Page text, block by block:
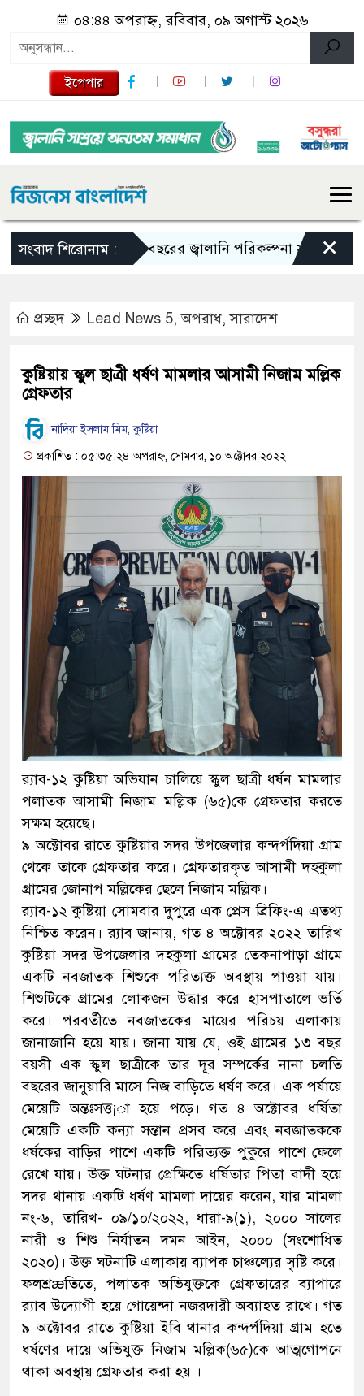
০৪:৪৪ অপরাহ্ন, রবিবার, ০৯ অগাস্ট ২০২৬
ইপেপার
সংবাদ শিরোনাম :১০ বছরের জ্বালানি পরিকল্পনা সংসদে তুলে ধরবে
×
প্রচ্ছদ Lead News 5,অপরাধ,সারাদেশ
কুষ্টিয়ায় স্কুল ছাত্রী ধর্ষণ মামলার আসামী নিজাম মল্লিক
গ্রেফতার
নাদিয়া ইসলাম মিম, কুষ্টিয়া
প্রকাশিত : ০৫:৩৫:২৪ অপরাহ্ন, সোমবার, ১০ অক্টোবর ২০২২
র‌্যাব-১২ কুষ্টিয়া অভিযান চালিয়ে স্কুল ছাত্রী ধর্ষন মামলার
পলাতক আসামী নিজাম মল্লিক (৬৫)কে গ্রেফতার করতে
সক্ষম হয়েছে।
৯ অক্টোবর রাতে কুষ্টিয়ার সদর উপজেলার কন্দর্পদিয়া গ্রাম
থেকে তাকে গ্রেফতার করে। গ্রেফতারকৃত আসামী দহকুলা
গ্রামের জোনাপ মল্লিকের ছেলে নিজাম মল্লিক।
র‌্যাব-১২ কুষ্টিয়া সোমবার দুপুরে এক প্রেস ব্রিফিং-এ এতথ্য
নিশ্চিত করেন। র‌্যাব জানায়, গত ৪ অক্টোবর ২০২২ তারিখ
কুষ্টিয়া সদর উপজেলার দহকুলা গ্রামের তেকনাপাড়া গ্রামে
একটি নবজাতক শিশুকে পরিত্যক্ত অবস্থায় পাওয়া যায়।
শিশুটিকে গ্রামের লোকজন উদ্ধার করে হাসপাতালে ভর্তি
করে। পরবর্তীতে নবজাতকের মায়ের পরিচয় এলাকায়
জানাজানি হয়ে যায়। জানা যায় যে, ওই গ্রামের ১৩ বছর
বয়সী এক স্কুল ছাত্রীকে তার দূর সম্পর্কের নানা চলতি
বছরের জানুয়ারি মাসে নিজ বাড়িতে ধর্ষণ করে। এক পর্যায়ে
মেয়েটি অন্তঃসত্ত¡া হয়ে পড়ে। গত ৪ অক্টোবর ধর্ষিতা
মেয়েটি একটি কন্যা সন্তান প্রসব করে এবং নবজাতককে
ধর্ষকের বাড়ির পাশে একটি পরিত্যক্ত পুকুরে পাশে ফেলে
রেখে যায়। উক্ত ঘটনার প্রেক্ষিতে ধর্ষিতার পিতা বাদী হয়ে
সদর থানায় একটি ধর্ষণ মামলা দায়ের করেন, যার মামলা
নং-৬, তারিখ- ০৯/১০/২০২২, ধারা-৯(১), ২০০০ সালের
নারী ও শিশু নির্যাতন দমন আইন, ২০০০ (সংশোধিত
২০২০)। উক্ত ঘটনাটি এলাকায় ব্যাপক চাঞ্চল্যের সৃষ্টি করে।
ফলশ্রæতিতে, পলাতক অভিযুক্তকে গ্রেফতারের ব্যাপারে
র‌্যাব উদ্যোগী হয়ে গোয়েন্দা নজরদারী অব্যাহত রাখে। গত
৯ অক্টোবর রাতে কুষ্টিয়া ইবি থানার কন্দর্পদিয়া গ্রাম হতে
ধর্ষণের দায়ে অভিযুক্ত নিজাম মল্লিক(৬৫)কে আত্মগোপনে
থাকা অবস্থায় গ্রেফতার করা হয় ।